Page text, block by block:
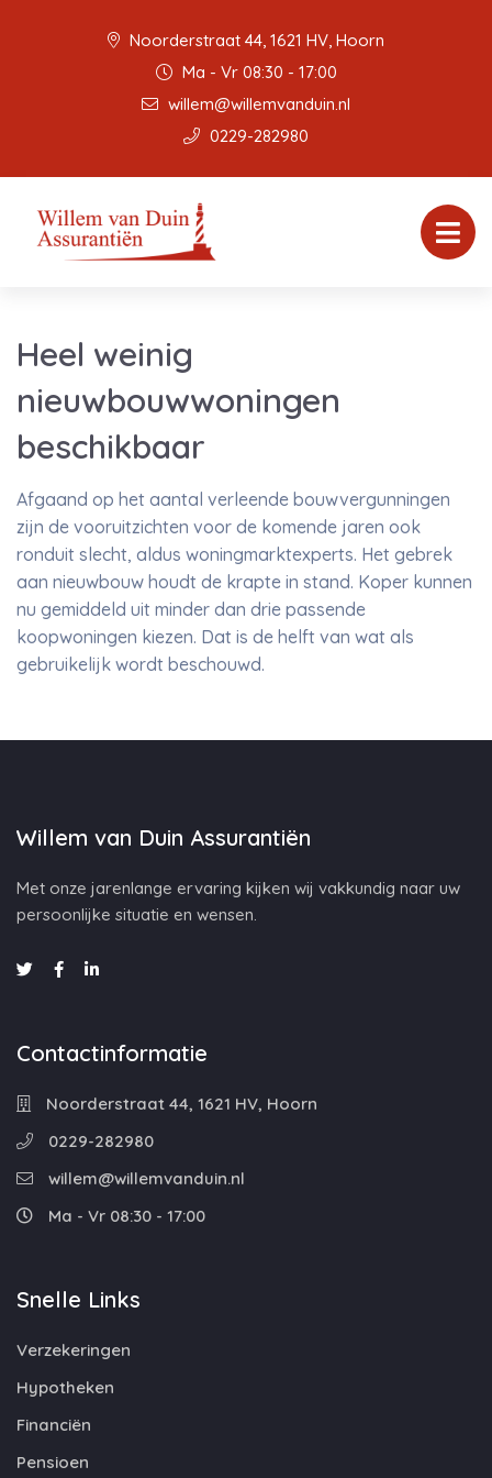
Noorderstraat 44, 1621 HV, Hoorn
Ma - Vr 08:30 - 17:00
willem@willemvanduin.nl
0229-282980
Heel weinig
nieuwbouwwoningen
beschikbaar
Afgaand op het aantal verleende bouwvergunningen
zijn de vooruitzichten voor de komende jaren ook
ronduit slecht, aldus woningmarktexperts. Het gebrek
aan nieuwbouw houdt de krapte in stand. Koper kunnen
nu gemiddeld uit minder dan drie passende
koopwoningen kiezen. Dat is de helft van wat als
gebruikelijk wordt beschouwd.
Willem van Duin Assurantiën
Met onze jarenlange ervaring kijken wij vakkundig naar uw
persoonlijke situatie en wensen.
Contactinformatie
Noorderstraat 44, 1621 HV, Hoorn
0229-282980
willem@willemvanduin.nl
Ma - Vr 08:30 - 17:00
Snelle Links
Verzekeringen
Hypotheken
Financiën
Pensioen